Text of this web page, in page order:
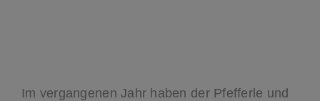
Im vergangenen Jahr haben der Pfefferle und